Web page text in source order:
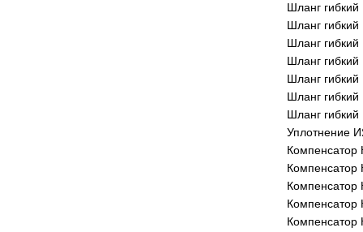
Шланг
Шланг
Шланг
Шланг
Шланг
Шланг
Шланг
Уплотнение
Компенсатор
Компенсатор
Компенсатор
Компенсатор
Компенсатор